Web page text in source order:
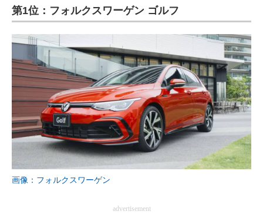
ITの今と未来を見通す
スマホと通信の最新トレンド
進化するPCとデバイスの未来
好きが集まる 比べて選べる
ビジネスと働き方のヒント
AI活用のいまが分かる
第1位：フォルクスワーゲン ゴルフ
画像：フォルクスワーゲン
advertisement